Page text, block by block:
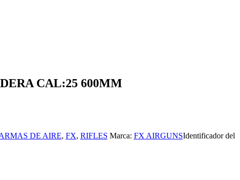
CAL:25 600MM
DE AIRE, FX, RIFLES Marca: FX AIRGUNSIdentificador del